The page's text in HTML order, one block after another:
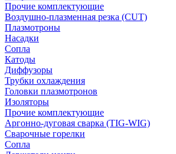
Прочие комплектующие
Воздушно-плазменная резка (CUT)
Плазмотроны
Насадки
Сопла
Катоды
Диффузоры
Трубки охлаждения
Головки плазмотронов
Изоляторы
Прочие комплектующие
Аргонно-дуговая сварка (TIG-WIG)
Сварочные горелки
Сопла